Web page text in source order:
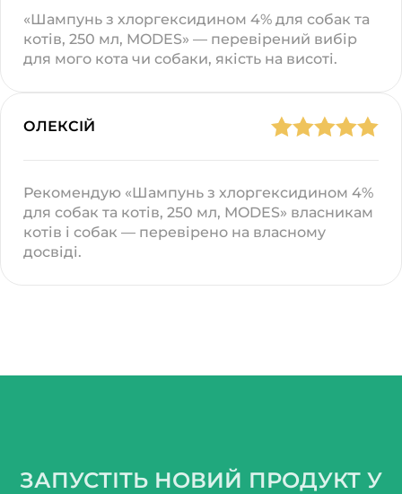
«Шампунь з хлоргексидином 4% для собак та
котів, 250 мл, MODES» — перевірений вибір
для мого кота чи собаки, якість на висоті.
ОЛЕКСІЙ
Рекомендую «Шампунь з хлоргексидином 4%
для собак та котів, 250 мл, MODES» власникам
котів і собак — перевірено на власному
досвіді.
ЗАПУСТІТЬ НОВИЙ ПРОДУКТ У